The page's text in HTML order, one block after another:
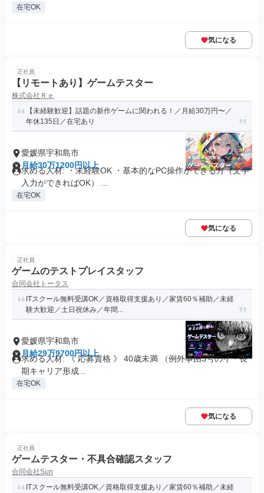
在宅OK
気になる
正社員
【リモートあり】ゲームテスター
株式会社Ｒｅ
【未経験歓迎】話題の新作ゲームに関われる！／月給30万円〜／
年休135日／在宅あり
愛媛県宇和島市
月給30万1200円以上
求める人材: ・未経験OK ・基本的なPC操作ができる方（文字
入力ができればOK） ...
在宅OK
気になる
正社員
ゲームのテストプレイスタッフ
合同会社トータス
ITスクール無料受講OK／資格取得支援あり／家賃60％補助／未経
験大歓迎／土日祝休み／年間...
愛媛県宇和島市
月給29万9700円以上
求める人材: 《 応募資格 》 40歳未満 （例外事由3号のイ・長
期キャリア形成...
在宅OK
気になる
正社員
ゲームテスター・不具合確認スタッフ
合同会社Sun
ITスクール無料受講OK／資格取得支援あり／家賃60％補助／未経